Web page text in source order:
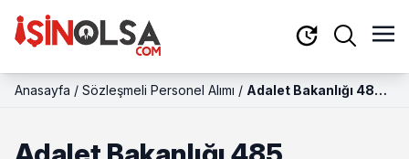
Anasayfa / Sözleşmeli Personel Alımı / Adalet Bakanlığı 485
Taban KPSS